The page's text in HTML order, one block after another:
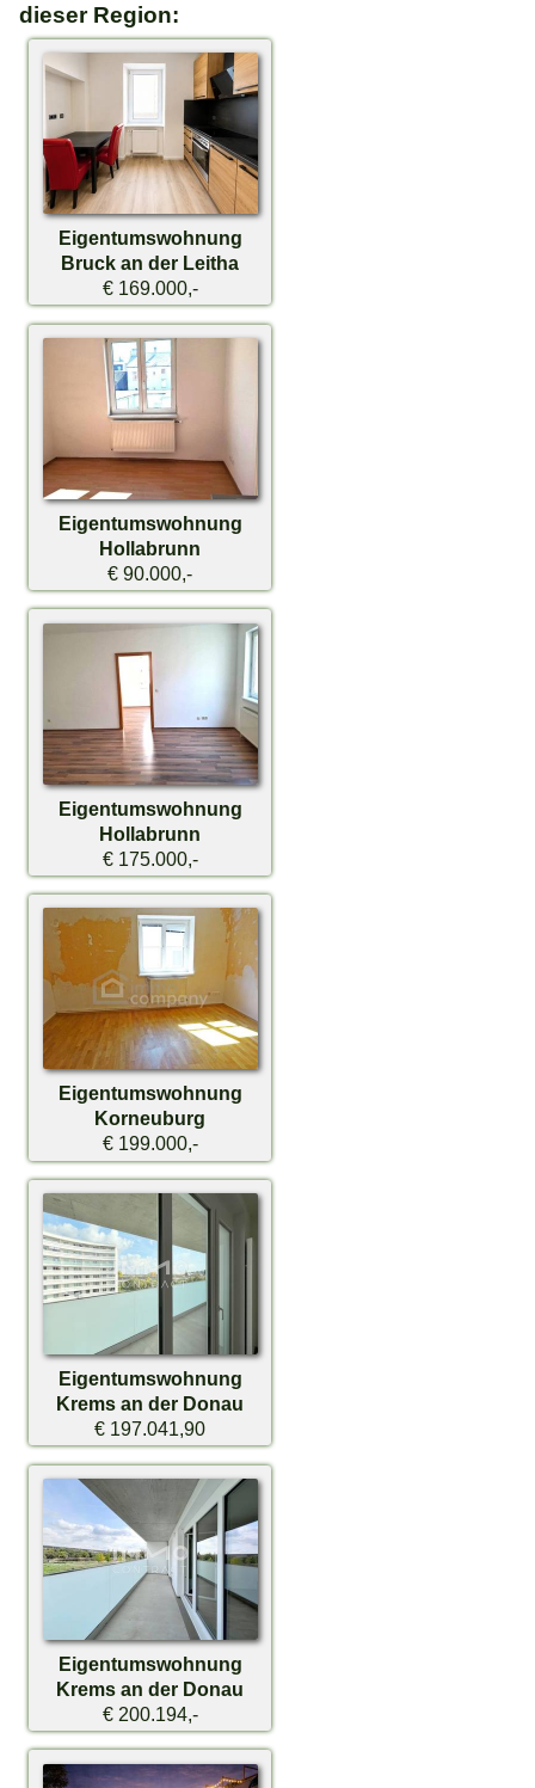
dieser Region:
Eigentumswohnung
Bruck an der Leitha
€ 169.000,-
Eigentumswohnung
Hollabrunn
€ 90.000,-
Eigentumswohnung
Hollabrunn
€ 175.000,-
Eigentumswohnung
Korneuburg
€ 199.000,-
Eigentumswohnung
Krems an der Donau
€ 197.041,90
Eigentumswohnung
Krems an der Donau
€ 200.194,-